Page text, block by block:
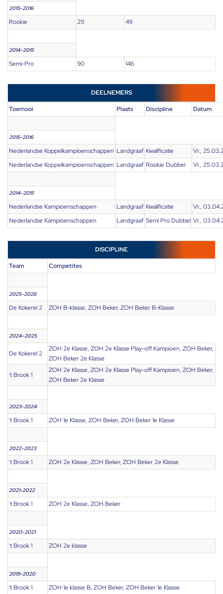
2015-2016
Rookie 29 49
2014-2015
Semi-Pro 90 146
DEELNEMERS
Toernooi Plaats Discipline Datum
2015-2016
Nederlandse Koppelkampioenschappen Landgraaf Kwalificatie
Vr.,
Nederlandse Koppelkampioenschappen Landgraaf Rookie Dubbel Vr.,
2014-2015
Nederlandse Kampioenschappen Landgraaf Kwalificatie
Vr.,
Nederlandse Kampioenschappen
Landgraaf Semi Pro Dubbel Vr.,
DISCIPLINE
Team Competites
2025-2026
De Kokerel 2 ZOH B-klasse, ZOH Beker, ZOH Beker B-Klasse
2024-2025
De Kokerel 2
ZOH 2e Klasse, ZOH 2e Klasse Play-off Kampioen, ZOH Beker,
ZOH Beker 2e Klasse
't Brook 1
ZOH 2e Klasse, ZOH 2e Klasse Play-off Kampioen, ZOH Beker,
ZOH Beker 2e Klasse
2023-2024
't Brook 1 ZOH 1e Klasse, ZOH Beker, ZOH Beker 1e Klasse
2022-2023
't Brook 1 ZOH 2e Klasse, ZOH Beker, ZOH Beker 2e Klasse
2021-2022
't Brook 1 ZOH 2e Klasse, ZOH Beker
2020-2021
't Brook 1 ZOH 2e klasse
2019-2020
't Brook 1 ZOH 1e klasse B, ZOH Beker, ZOH Beker 1e Klasse